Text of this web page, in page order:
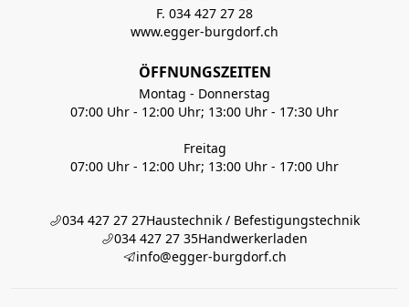
F. 034 427 27 28
www.egger-burgdorf.ch
ÖFFNUNGSZEITEN
Montag - Donnerstag
07:00 Uhr - 12:00 Uhr; 13:00 Uhr - 17:30 Uhr
Freitag
07:00 Uhr - 12:00 Uhr; 13:00 Uhr - 17:00 Uhr
034 427 27 27Haustechnik / Befestigungstechnik
034 427 27 35Handwerkerladen
info@egger-burgdorf.ch